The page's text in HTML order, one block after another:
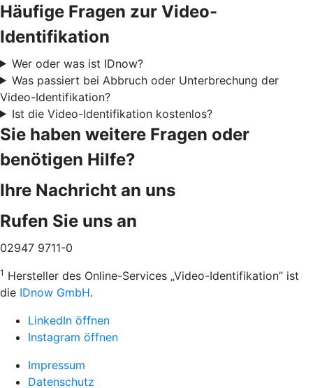
Häufige Fragen zur Video-
Identifikation
Wer oder was ist IDnow?
Was passiert bei Abbruch oder Unterbrechung der
Video-Identifikation?
Ist die Video-Identifikation kostenlos?
Sie haben weitere Fragen oder
benötigen Hilfe?
Ihre Nachricht an uns
Rufen Sie uns an
02947 9711-0
1 Hersteller des Online-Services „Video-Identifikation” ist
die IDnow GmbH.
LinkedIn öffnen
Instagram öffnen
Impressum
Datenschutz